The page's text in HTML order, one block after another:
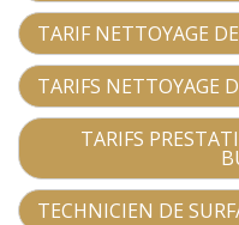
TARIF NETTOYAGE
TARIFS NETTOYAGE
TARIFS
TECHNICIEN DE